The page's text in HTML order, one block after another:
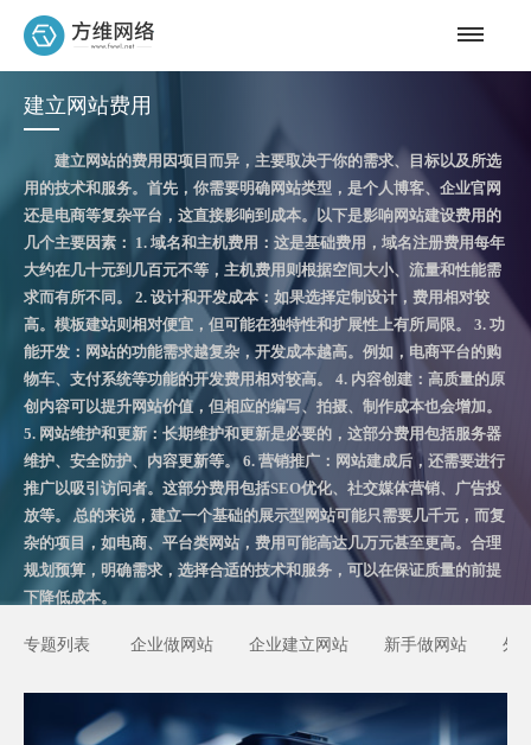
建立网站费用
建立网站的费用因项目而异，主要取决于你的需求、目标以及所选
用的技术和服务。首先，你需要明确网站类型，是个人博客、企业官网
还是电商等复杂平台，这直接影响到成本。以下是影响网站建设费用的
几个主要因素： 1. 域名和主机费用：这是基础费用，域名注册费用每年
大约在几十元到几百元不等，主机费用则根据空间大小、流量和性能需
求而有所不同。 2. 设计和开发成本：如果选择定制设计，费用相对较
高。模板建站则相对便宜，但可能在独特性和扩展性上有所局限。 3. 功
能开发：网站的功能需求越复杂，开发成本越高。例如，电商平台的购
物车、支付系统等功能的开发费用相对较高。 4. 内容创建：高质量的原
创内容可以提升网站价值，但相应的编写、拍摄、制作成本也会增加。
5. 网站维护和更新：长期维护和更新是必要的，这部分费用包括服务器
维护、安全防护、内容更新等。 6. 营销推广：网站建成后，还需要进行
推广以吸引访问者。这部分费用包括SEO优化、社交媒体营销、广告投
放等。 总的来说，建立一个基础的展示型网站可能只需要几千元，而复
杂的项目，如电商、平台类网站，费用可能高达几万元甚至更高。合理
规划预算，明确需求，选择合适的技术和服务，可以在保证质量的前提
下降低成本。
专题列表 企业做网站 企业建立网站 新手做网站 外